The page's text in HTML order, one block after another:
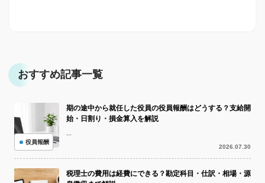
おすすめ記事一覧
期の途中から就任した役員の役員報酬はどうする？支給開
始・日割り・損金算入を解説
2026.07.30
役員報酬
税理士の費用は経費にできる？勘定科目・仕訳・相場・源